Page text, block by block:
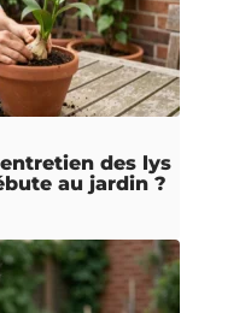
des lys
au jardin ?